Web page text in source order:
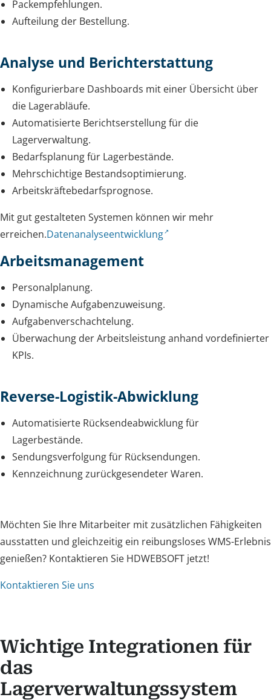
Packempfehlungen.
Aufteilung der Bestellung.
Analyse und Berichterstattung
Konfigurierbare Dashboards mit einer Übersicht über
die Lagerabläufe.
Automatisierte Berichtserstellung für die
Lagerverwaltung.
Bedarfsplanung für Lagerbestände.
Mehrschichtige Bestandsoptimierung.
Arbeitskräftebedarfsprognose.
Mit gut gestalteten Systemen können wir mehr
erreichen.Datenanalyseentwicklung
Arbeitsmanagement
Personalplanung.
Dynamische Aufgabenzuweisung.
Aufgabenverschachtelung.
Überwachung der Arbeitsleistung anhand vordefinierter
KPIs.
Reverse-Logistik-Abwicklung
Automatisierte Rücksendeabwicklung für
Lagerbestände.
Sendungsverfolgung für Rücksendungen.
Kennzeichnung zurückgesendeter Waren.
Möchten Sie Ihre Mitarbeiter mit zusätzlichen Fähigkeiten
ausstatten und gleichzeitig ein reibungsloses WMS-Erlebnis
genießen? Kontaktieren Sie HDWEBSOFT jetzt!
Kontaktieren Sie uns
Wichtige Integrationen für
das
Lagerverwaltungssystem